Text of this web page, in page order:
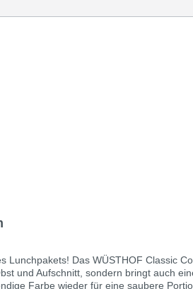
Das WÜSTHOF Classic
und Aufschnitt, sondern bringt auch
Farbe wieder für eine saubere